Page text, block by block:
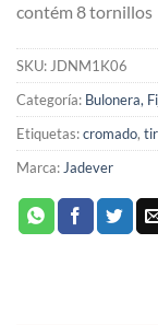
contém 8 tornillos
SKU:JDNM1K06
Categoría: Bulonera,
Etiquetas:cromado,
Marca:Jadever